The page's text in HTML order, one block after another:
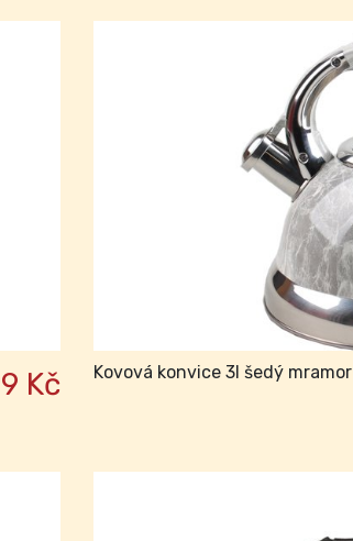
Kč Kovová konvice 3l šedý mramor